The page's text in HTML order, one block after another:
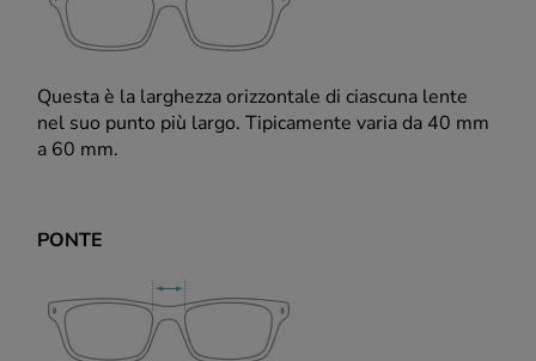
Questa è la larghezza orizzontale di ciascuna lente
nel suo punto più largo. Tipicamente varia da 40 mm
a 60 mm.
PONTE